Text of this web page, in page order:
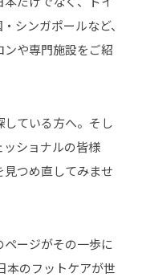
シンガポールなど、
や専門施設をご紹
ている方へ。そし
ショナルの皆様
つめ直してみませ
ージがその一歩に
本のフットケアが世